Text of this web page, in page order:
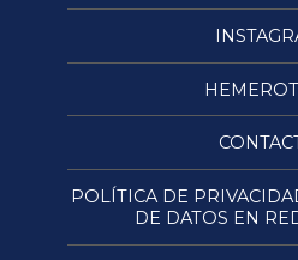
POLÍTICA DE
DE DATOS EN